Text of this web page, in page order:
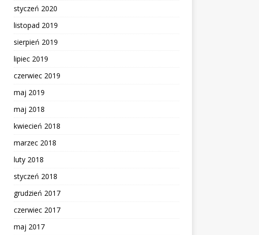
styczeń 2020
listopad 2019
sierpień 2019
lipiec 2019
czerwiec 2019
maj 2019
maj 2018
kwiecień 2018
marzec 2018
luty 2018
styczeń 2018
grudzień 2017
czerwiec 2017
maj 2017